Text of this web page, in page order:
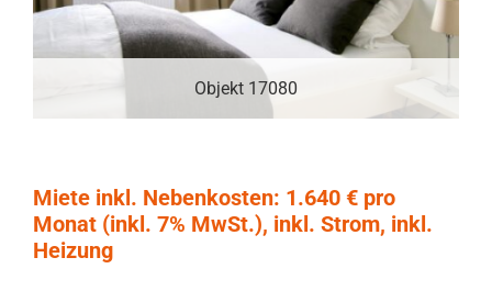
Objekt 17080
Miete inkl. Nebenkosten: 1.640 € pro
Monat (inkl. 7% MwSt.), inkl. Strom, inkl.
Heizung